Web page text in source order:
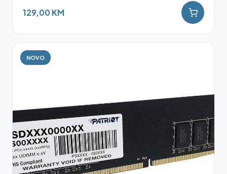
129,00 KM
NOVO